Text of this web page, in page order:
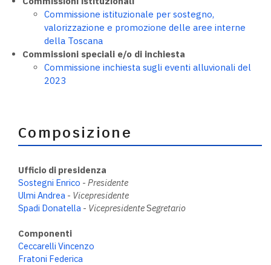
Commissione istituzionale per sostegno,
valorizzazione e promozione delle aree interne
della Toscana
Commissioni speciali e/o di inchiesta
Commissione inchiesta sugli eventi alluvionali del
2023
Composizione
Ufficio di presidenza
Sostegni Enrico - Presidente
Ulmi Andrea - Vicepresidente
Spadi Donatella - VicepresidenteSegretario
Componenti
Ceccarelli Vincenzo
Fratoni Federica